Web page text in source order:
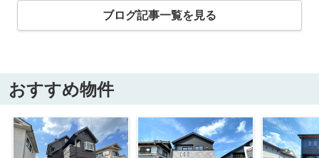
ブログ記事一覧を見る
おすすめ物件